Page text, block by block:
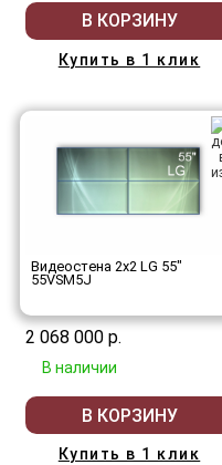
В КОРЗИНУ
Купить в 1 клик
Видеостена 2x2 LG 55"
55VSM5J
2 068 000 р.
В наличии
В КОРЗИНУ
Купить в 1 клик